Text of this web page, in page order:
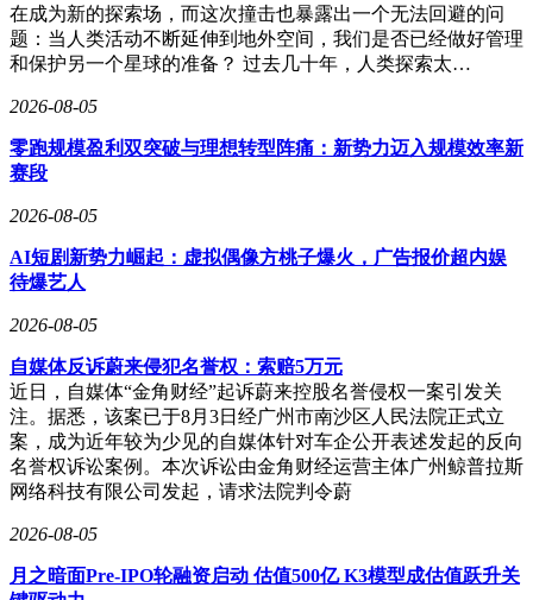
在成为新的探索场，而这次撞击也暴露出一个无法回避的问
题：当人类活动不断延伸到地外空间，我们是否已经做好管理
和保护另一个星球的准备？ 过去几十年，人类探索太…
2026-08-05
零跑规模盈利双突破与理想转型阵痛：新势力迈入规模效率新
赛段
2026-08-05
AI短剧新势力崛起：虚拟偶像方桃子爆火，广告报价超内娱
待爆艺人
2026-08-05
自媒体反诉蔚来侵犯名誉权：索赔5万元
近日，自媒体“金角财经”起诉蔚来控股名誉侵权一案引发关
注。据悉，该案已于8月3日经广州市南沙区人民法院正式立
案，成为近年较为少见的自媒体针对车企公开表述发起的反向
名誉权诉讼案例。本次诉讼由金角财经运营主体广州鲸普拉斯
网络科技有限公司发起，请求法院判令蔚
2026-08-05
月之暗面Pre-IPO轮融资启动 估值500亿 K3模型成估值跃升关